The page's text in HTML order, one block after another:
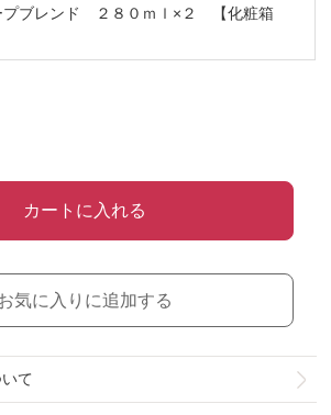
プブレンド ２８０ｍｌ×２ 【化粧箱
カートに入れる
気に入りに追加する
て